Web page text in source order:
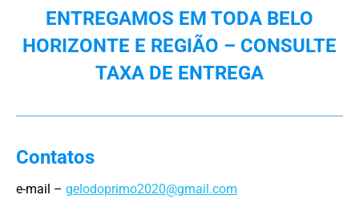
ENTREGAMOS EM TODA BELO
HORIZONTE E REGIÃO – CONSULTE
TAXA DE ENTREGA
Contatos
e-mail – gelodoprimo2020@gmail.com